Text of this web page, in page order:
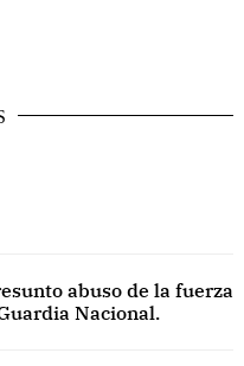
abuso de la fuerza
Nacional.